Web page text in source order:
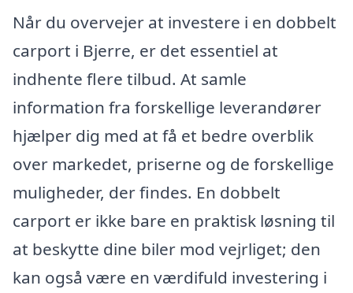
Når du overvejer at investere i en dobbelt
carport i Bjerre, er det essentiel at
indhente flere tilbud. At samle
information fra forskellige leverandører
hjælper dig med at få et bedre overblik
over markedet, priserne og de forskellige
muligheder, der findes. En dobbelt
carport er ikke bare en praktisk løsning til
at beskytte dine biler mod vejrliget; den
kan også være en værdifuld investering i